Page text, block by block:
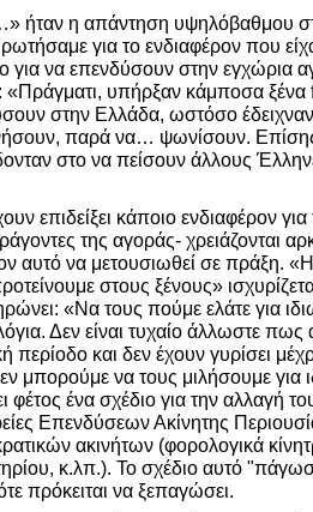
ήταν η απάντηση υψηλόβαθμου
για το ενδιαφέρον που
για να επενδύσουν στην εγχώρια
υπήρξαν κάμποσα ξένα
στην Ελλάδα, ωστόσο έδειχναν
παρά να… ψωνίσουν.
στο να πείσουν άλλους
επιδείξει κάποιο ενδιαφέρον
της αγοράς- χρειάζονται
αυτό να μετουσιωθεί σε πράξη. «Η
στους ξένους»
«Να τους πούμε ελάτε για
Δεν είναι τυχαίο άλλωστε
περίοδο και δεν έχουν γυρίσει
να τους μιλήσουμε για
φέτος ένα σχέδιο για την αλλαγή
Επενδύσεων Ακίνητης
ακινήτων (φορολογικά
κ.λπ.). Το σχέδιο αυτό
πρόκειται να ξεπαγώσει.